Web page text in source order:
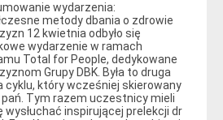
wydarzenia:
metody dbania o zdrowie
12 kwietnia odbyło się
wydarzenie w ramach
Total for People, dedykowane
Grupy DBK. Była to druga
cyklu, który wcześniej skierowany
pań. Tym razem uczestnicy mieli
wysłuchać inspirującej prelekcji dr